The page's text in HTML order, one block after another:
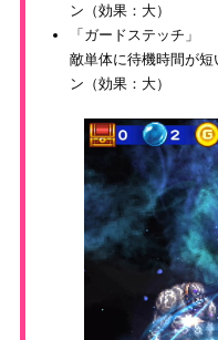
ン（効果：大）
「ガードステッチ」
敵単体に待機時間が
ン（効果：大）